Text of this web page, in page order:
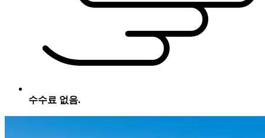
수수료 없음.